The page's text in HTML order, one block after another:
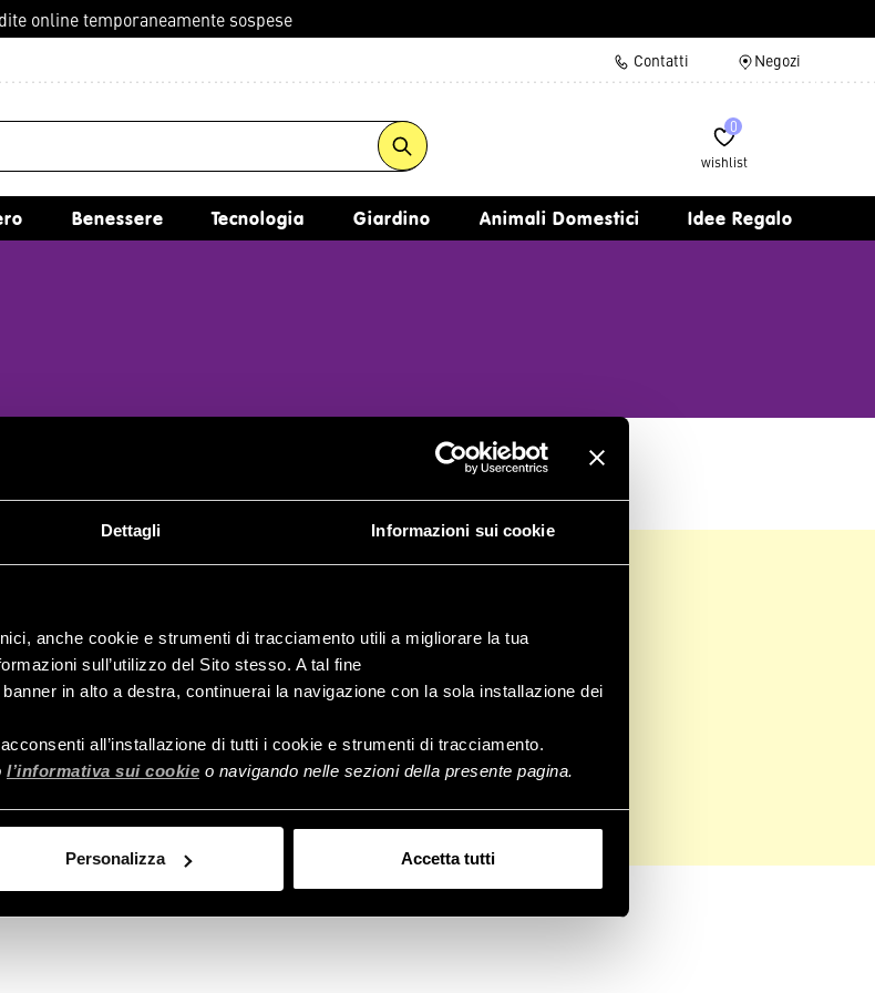
Dettagli Informazioni sui cookie
anche cookie e strumenti di tracciamento utili a migliorare la tua
sull’utilizzo del Sito stesso. A tal fine
in alto a destra, continuerai la navigazione con la sola installazione dei
all’installazione di tutti i cookie e strumenti di tracciamento.
l’informativa sui cookie o navigando nelle sezioni della presente pagina.
Personalizza Accetta tutti
online temporaneamente sospese
Contatti Negozi
wishlist
0
Benessere Tecnologia Giardino Animali Domestici Idee Regalo
ordine